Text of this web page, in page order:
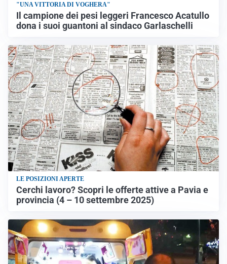
"UNA VITTORIA DI VOGHERA"
Il campione dei pesi leggeri Francesco Acatullo
dona i suoi guantoni al sindaco Garlaschelli
LE POSIZIONI APERTE
Cerchi lavoro? Scopri le offerte attive a Pavia e
provincia (4 – 10 settembre 2025)